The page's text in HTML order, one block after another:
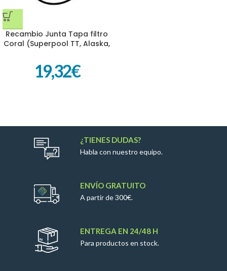
Recambio Junta Tapa filtro
Coral (Superpool TT, Alaska,
19,32€
¿TIENES DUDAS?
Habla con nuestro equipo.
ENVÍO GRATUITO
A partir de 300€.
ENTREGA EN 24/48 H
Para productos en stock.